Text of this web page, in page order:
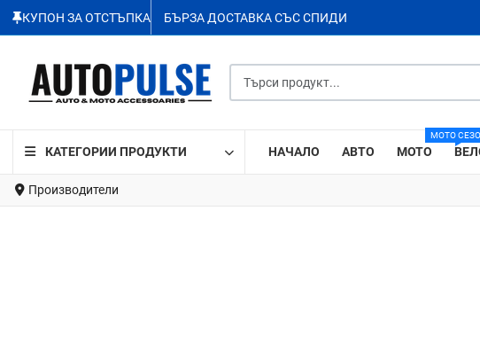
КУПОН ЗА ОТСТЪПКА БЪРЗА ДОСТАВКА СЪС СПИДИ
КАТЕГОРИИ ПРОДУКТИ НАЧАЛО АВТО МОТО
МОТО
Производители